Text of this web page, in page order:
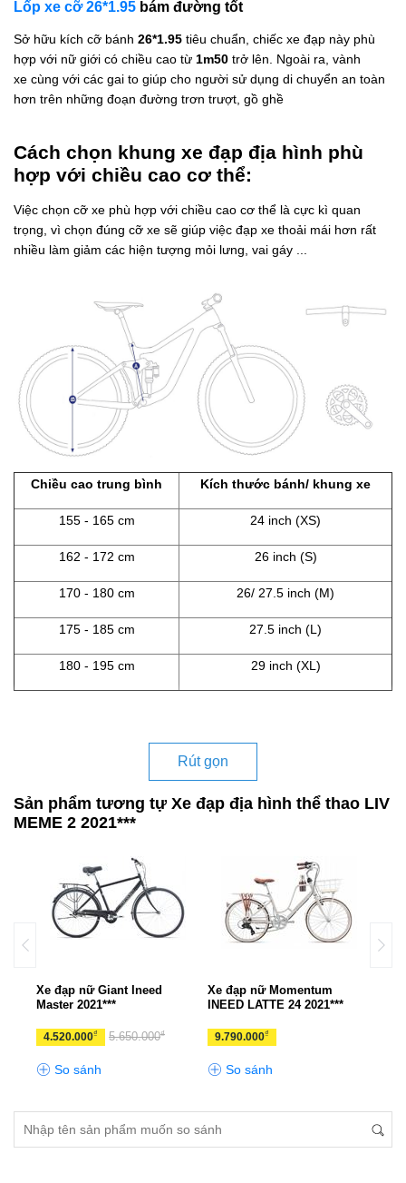
Lốp xe cỡ 26*1.95 bám đường tốt
Sở hữu kích cỡ bánh 26*1.95 tiêu chuẩn, chiếc xe đạp này phù
hợp với nữ giới có chiều cao từ 1m50 trở lên. Ngoài ra, vành
xe cùng với các gai to giúp cho người sử dụng di chuyển an toàn
hơn trên những đoạn đường trơn trượt, gồ ghề
Cách chọn khung xe đạp địa hình phù
hợp với chiều cao cơ thể:
Việc chọn cỡ xe phù hợp với chiều cao cơ thể là cực kì quan
trọng, vì chọn đúng cỡ xe sẽ giúp việc đạp xe thoải mái hơn rất
nhiều làm giảm các hiện tượng mỏi lưng, vai gáy ...
Chiều cao trung bình Kích thước bánh/ khung xe
155 - 165 cm 24 inch (XS)
162 - 172 cm 26 inch (S)
170 - 180 cm 26/ 27.5 inch (M)
175 - 185 cm 27.5 inch (L)
180 - 195 cm 29 inch (XL)
Rút gọn
Sản phẩm tương tự Xe đạp địa hình thể thao LIV
MEME 2 2021***
Xe đạp nữ Giant Ineed
Master 2021***
4.520.000₫ 5.650.000₫
So sánh
Xe đạp nữ Momentum
INEED LATTE 24 2021***
9.790.000₫
So sánh